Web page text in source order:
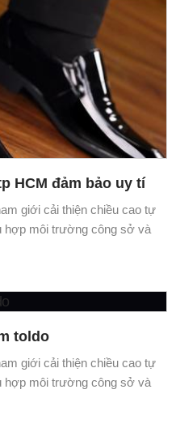
HCM đảm bảo uy tí
giới cải thiện chiều cao tự
hợp môi trường công sở và
toldo
giới cải thiện chiều cao tự
hợp môi trường công sở và